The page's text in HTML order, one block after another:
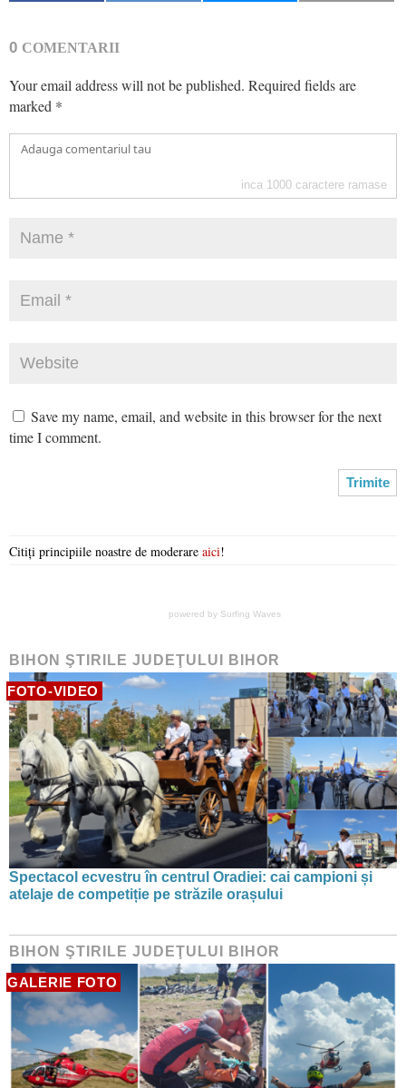
0 COMENTARII
Your email address will not be published. Required fields are
marked *
inca 1000 caractere ramase
Save my name, email, and website in this browser for the next
time I comment.
Citiți principiile noastre de moderare aici!
powered by Surfing Waves
BIHON ŞTIRILE JUDEŢULUI BIHOR
FOTO-VIDEO
Spectacol ecvestru în centrul Oradiei: cai campioni și
atelaje de competiție pe străzile orașului
BIHON ŞTIRILE JUDEŢULUI BIHOR
GALERIE FOTO